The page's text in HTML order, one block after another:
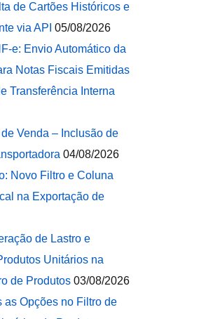
de Cartões Históricos e
via API 05/08/2026
e: Envio Automático da
Notas Fiscais Emitidas
Transferência Interna
Venda – Inclusão de
04/08/2026
Novo Filtro e Coluna
na Exportação de
de Lastro e
Unitários na
de Produtos 03/08/2026
as Opções no Filtro de